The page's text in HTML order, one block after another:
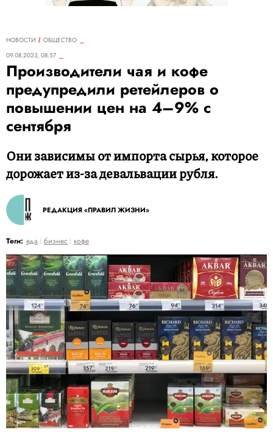
НОВОСТИ
ОБЩЕСТВО
09.08.2023, 08:57
Производители чая и кофе
предупредили ретейлеров о
повышении цен на 4–9% с
сентября
Они зависимы от импорта сырья, которое
дорожает из-за девальвации рубля.
РЕДАКЦИЯ «ПРАВИЛ ЖИЗНИ»
Теги: еда бизнес кофе